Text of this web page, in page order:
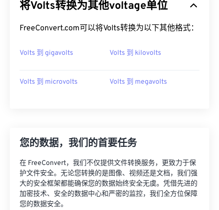
将Volts转换为其他voltage单位
FreeConvert.com可以将Volts转换为以下其他格式：
Volts 到 gigavolts Volts 到 kilovolts
Volts 到 microvolts Volts 到 megavolts
您的数据，我们的首要任务
在 FreeConvert，我们不仅提供文件转换服务，更致力于保
护文件安全。无论您转换的是图像、视频还是文档，我们强
大的安全框架都能确保您的数据始终安全无虞。凭借先进的
加密技术、安全的数据中心和严密的监控，我们全方位保障
您的数据安全。